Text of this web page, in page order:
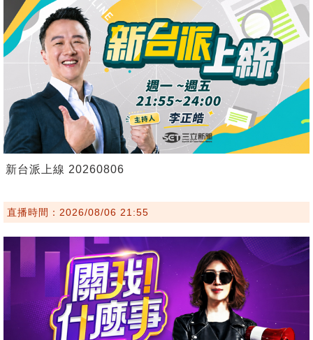
新台派上線 20260806
直播時間：2026/08/06 21:55